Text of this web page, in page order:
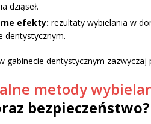
dziąseł.
efekty: rezultaty wybielania w
dentystycznym.
gabinecie dentystycznym
metody
bezpieczeństwo?